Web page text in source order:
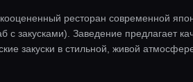
ресторан современной
с закусками). Заведение предлагает
закуски в стильной, живой